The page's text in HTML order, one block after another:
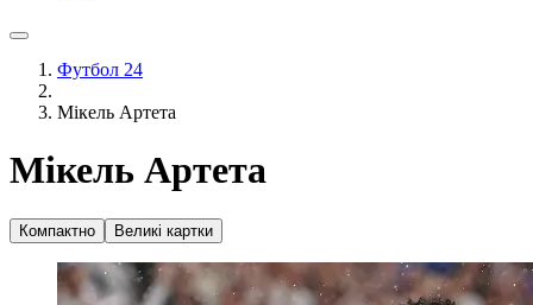
Футбол 24
Мікель Артета
Мікель Артета
Компактно Великі картки